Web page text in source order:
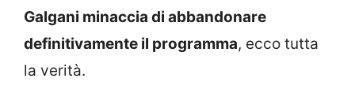
Galgani minaccia di abbandonare
definitivamente il programma, ecco tutta
la verità.